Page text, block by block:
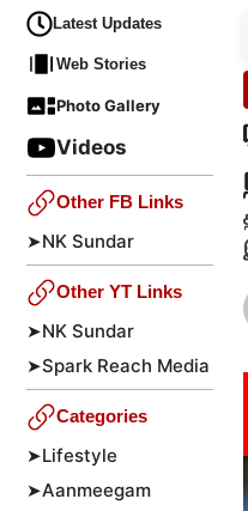
Latest Updates
Web Stories
Photo Gallery
Videos
Other FB Links
➤NK Sundar
Other YT Links
➤NK Sundar
➤Spark Reach Media
Categories
➤Lifestyle
➤Aanmeegam